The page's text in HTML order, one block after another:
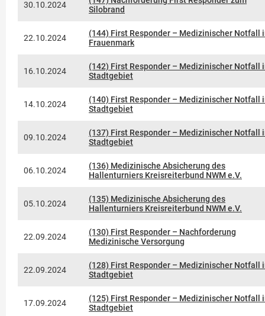
30.10.2024
Silobrand
22.10.2024
(144) First Responder – Medizinischer Notfall
Frauenmark
16.10.2024
(142) First Responder – Medizinischer Notfall
Stadtgebiet
14.10.2024
(140) First Responder – Medizinischer Notfall
Stadtgebiet
09.10.2024
(137) First Responder – Medizinischer Notfall
Stadtgebiet
06.10.2024
(136) Medizinische Absicherung des
Hallenturniers Kreisreiterbund NWM e.V.
05.10.2024
(135) Medizinische Absicherung des
Hallenturniers Kreisreiterbund NWM e.V.
22.09.2024
(130) First Responder – Nachforderung
Medizinische Versorgung
22.09.2024
(128) First Responder – Medizinischer Notfall
Stadtgebiet
17.09.2024
(125) First Responder – Medizinischer Notfall
Stadtgebiet